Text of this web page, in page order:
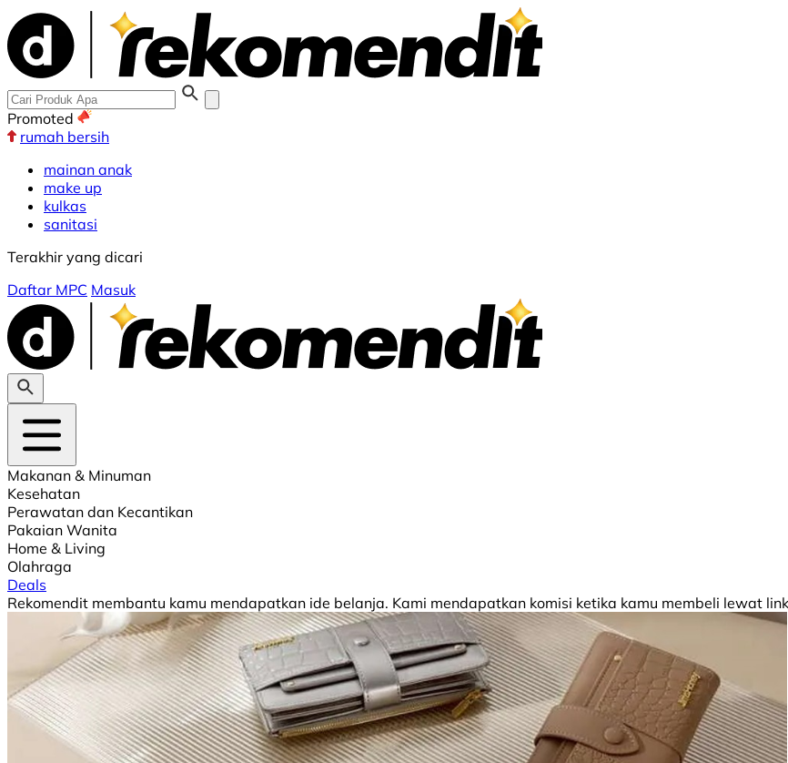
Promoted
rumah bersih
mainan anak
make up
kulkas
sanitasi
Terakhir yang dicari
Daftar MPC Masuk
Makanan & Minuman
Kesehatan
Perawatan dan Kecantikan
Pakaian Wanita
Home & Living
Olahraga
Deals
Rekomendit membantu kamu mendapatkan ide belanja. Kami mendapatkan komisi ketika kamu membeli lewat